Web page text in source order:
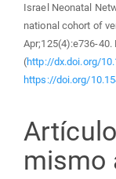
Israel Neonatal
national cohort of
Apr;125(4):e736-40.
(http://dx.doi.org/
https://doi.org/
mismo